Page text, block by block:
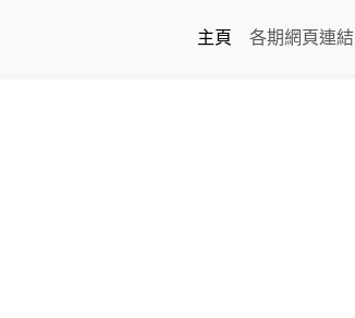
主頁
各期網頁連結